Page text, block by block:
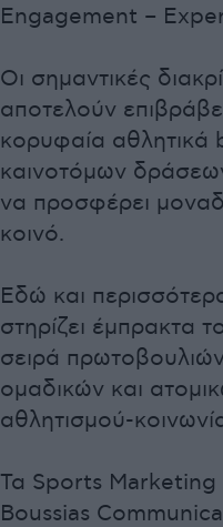
Engagement –
Οι σημαντικές
αποτελούν
κορυφαία αθλητικά
καινοτόμων
να προσφέρει
κοινό.
Εδώ και
στηρίζει έμπρακτα
σειρά
ομαδικών και
αθλητισμού-
Τα Sports Marketing
Boussias